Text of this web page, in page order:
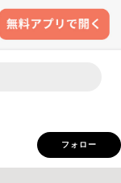
フォロー